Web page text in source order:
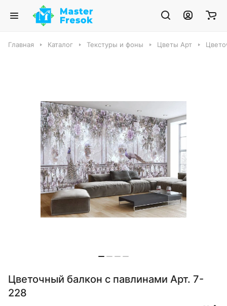
Главная Каталог Текстуры и фоны Цветы Арт
Цветочный балкон с павлинами Арт. 7-
228